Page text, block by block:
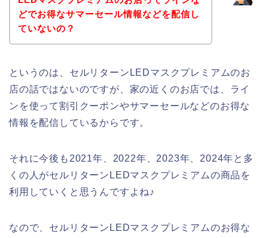
どでお得なサマーセール情報などを配信し
ていないの？
というのは、セルリターンLEDマスクプレミアムのお
店の話ではないのですが、家の近くのお店では、ライ
ンを使って割引クーポンやサマーセールなどのお得な
情報を配信しているからです。
それに今後も2021年、2022年、2023年、2024年と多
くの人がセルリターンLEDマスクプレミアムの商品を
利用していくと思うんですよね♪
なので、セルリターンLEDマスクプレミアムのお得な